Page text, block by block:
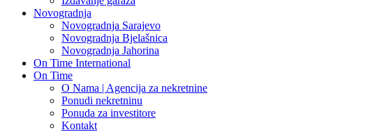
Novogradnja
Novogradnja Sarajevo
Novogradnja Bjelašnica
Novogradnja Jahorina
On Time International
On Time
O Nama | Agencija za nekretnine
Ponudi nekretninu
Ponuda za investitore
Kontakt